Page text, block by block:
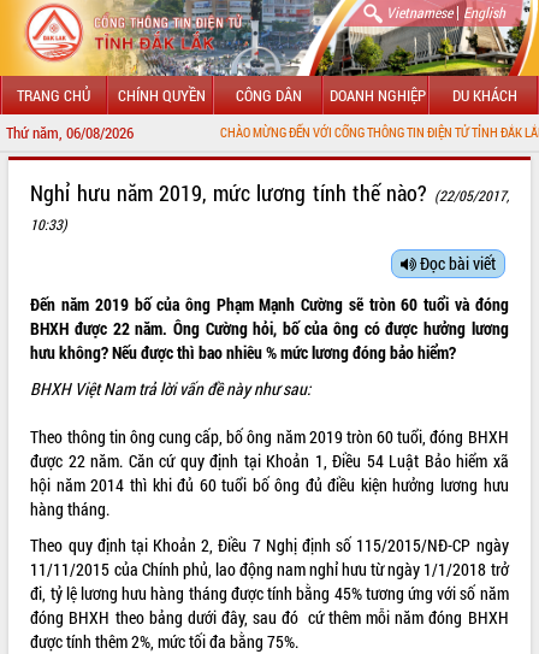
Vietnamese| English
TRANG CHỦ CHÍNH QUYỀN CÔNG DÂN DOANH NGHIỆP DU KHÁCH
Thứ năm, 06/08/2026 CHÀO MỪNG ĐẾN VỚI CỔNG THÔNG TIN ĐIỆN TỬ TỈNH ĐẮK LẮK
LÃNH ĐẠO UBND TỈNH
SỞ, BAN, NGÀNH
THÔNG TIN CHỈ ĐẠO ĐIỀU HÀNH
HỆ THỐNG VĂN BẢN
VĂN BẢN HĐND TỈNH
ĐIỂM TIN VĂN BẢN
QUY HOẠCH - KẾ HOẠCH
Nghỉ hưu năm 2019, mức lương tính thế nào? (22/05/2017,
10:33)
Đọc bài viết
Đến năm 2019 bố của ông Phạm Mạnh Cường sẽ tròn 60 tuổi và đóng
BHXH được 22 năm. Ông Cường hỏi, bố của ông có được hưởng lương
hưu không? Nếu được thì bao nhiêu % mức lương đóng bảo hiểm?
BHXH Việt Nam trả lời vấn đề này như sau:
Theo thông tin ông cung cấp, bố ông năm 2019 tròn 60 tuổi, đóng BHXH
được 22 năm. Căn cứ quy định tại Khoản 1, Điều 54Luật Bảo hiểm xã
hội năm 2014 thì khi đủ 60 tuổi bố ông đủ điều kiện hưởng lương hưu
hàng tháng.
Theo quy định tại Khoản 2, Điều 7 Nghị định số 115/2015/NĐ-CP ngày
11/11/2015 của Chính phủ, lao động nam nghỉ hưu từ ngày 1/1/2018 trở
đi, tỷ lệ lương hưu hàng tháng được tính bằng 45% tương ứng với số năm
đóng BHXH theo bảng dưới đây, sau đó cứ thêm mỗi năm đóng BHXH
được tính thêm 2%, mức tối đa bằng 75%.